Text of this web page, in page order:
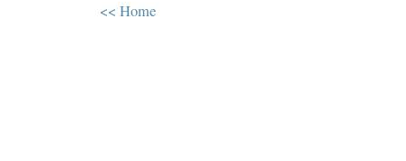
<< Home